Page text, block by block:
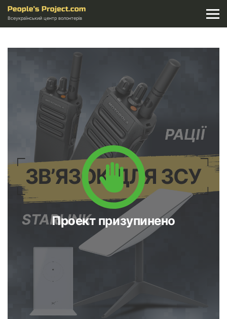
Всеукраїнський центр волонтерів
Проект призупинено